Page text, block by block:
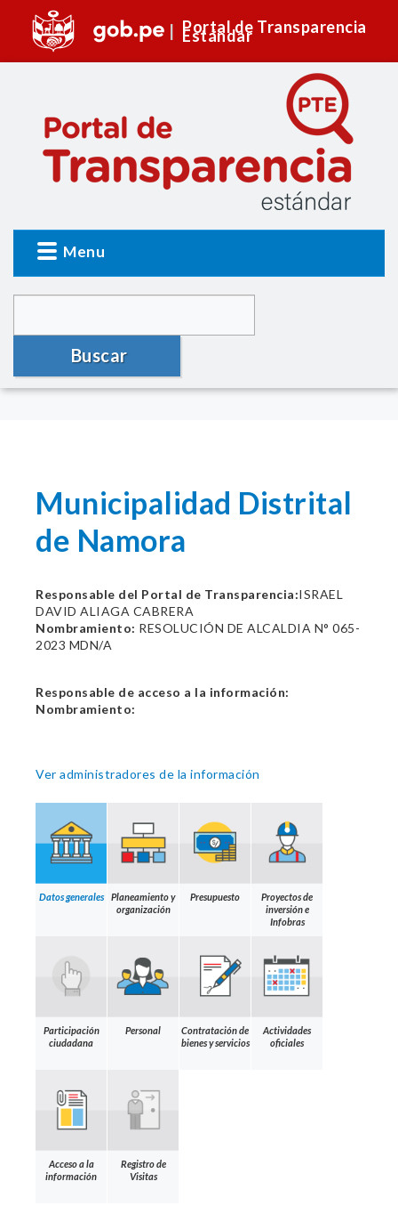
Portal de Transparencia
Estándar
Menu
Buscar
Municipalidad Distrital
de Namora
Responsable del Portal de Transparencia:ISRAEL
DAVID ALIAGA CABRERA
Nombramiento: RESOLUCIÓN DE ALCALDIA N° 065-
2023 MDN/A
Responsable de acceso a la información:
Nombramiento:
Ver administradores de la información
Datos generales
Planeamiento y
organización
Presupuesto
Proyectos de
inversión e
Infobras
Participación
ciudadana
Personal
Contratación de
bienes y servicios
Actividades
oficiales
Acceso a la
información
Registro de
Visitas